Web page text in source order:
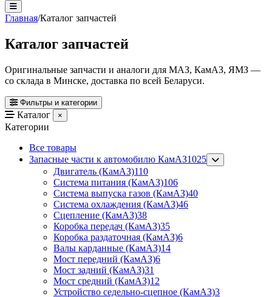
Главная/Каталог запчастей
Каталог запчастей
Оригинальные запчасти и аналоги для МАЗ, КамАЗ, ЯМЗ —
со склада в Минске, доставка по всей Беларуси.
Фильтры и категории
Каталог ×
Категории
Все товары
Запасные части к автомобилю КамАЗ1025
Двигатель (КамАЗ)110
Система питания (КамАЗ)106
Система выпуска газов (КамАЗ)40
Система охлаждения (КамАЗ)46
Сцепление (КамАЗ)38
Коробка передач (КамАЗ)35
Коробка раздаточная (КамАЗ)6
Валы карданные (КамАЗ)14
Мост передний (КамАЗ)6
Мост задний (КамАЗ)31
Мост средний (КамАЗ)12
Устройство седельно-сцепное (КамАЗ)3